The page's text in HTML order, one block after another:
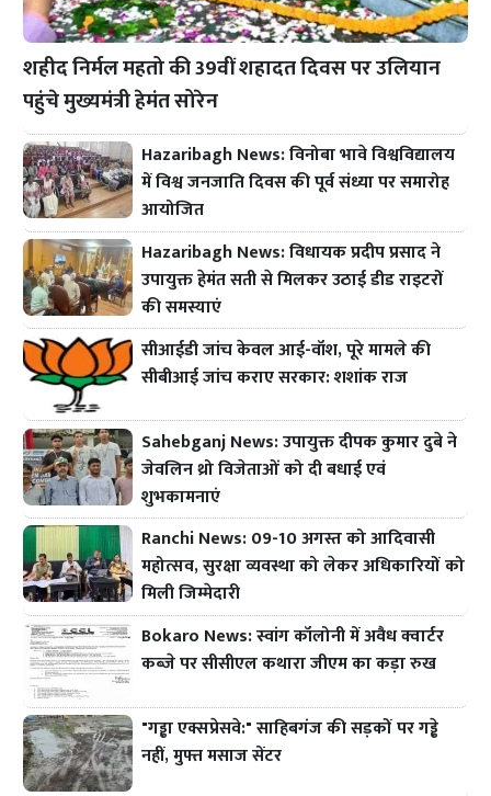
शहीद निर्मल महतो की 39वीं शहादत दिवस पर उलियान
पहुंचे मुख्यमंत्री हेमंत सोरेन
Hazaribagh News: विनोबा भावे विश्वविद्यालय
में विश्व जनजाति दिवस की पूर्व संध्या पर समारोह
आयोजित
Hazaribagh News: विधायक प्रदीप प्रसाद ने
उपायुक्त हेमंत सती से मिलकर उठाई डीड राइटरों
की समस्याएं
सीआईडी जांच केवल आई-वॉश, पूरे मामले की
सीबीआई जांच कराए सरकार: शशांक राज
Sahebganj News: उपायुक्त दीपक कुमार दुबे ने
जेवलिन थ्रो विजेताओं को दी बधाई एवं
शुभकामनाएं
Ranchi News: 09-10 अगस्त को आदिवासी
महोत्सव, सुरक्षा व्यवस्था को लेकर अधिकारियों को
मिली जिम्मेदारी
Bokaro News: स्वांग कॉलोनी में अवैध क्वार्टर
कब्जे पर सीसीएल कथारा जीएम का कड़ा रुख
"गड्ढा एक्सप्रेसवे:" साहिबगंज की सड़कों पर गड्ढे
नहीं, मुफ्त मसाज सेंटर